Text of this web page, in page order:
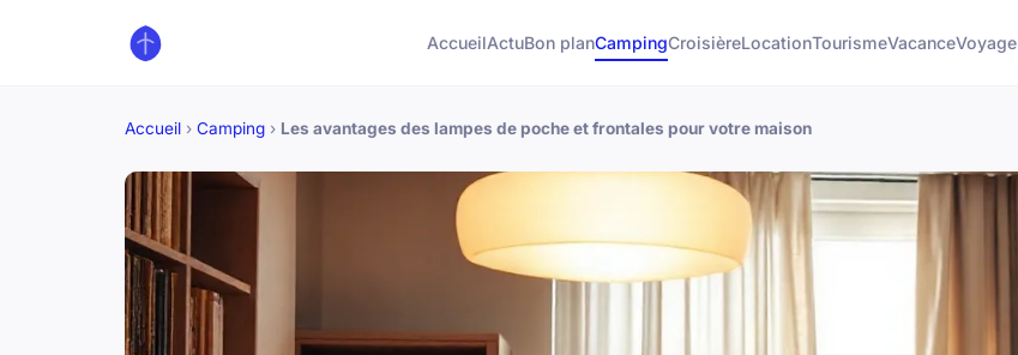
AccueilActuBon planCampingCroisièreLocationTourismeVacanceVoyage
Accueil › Camping › Les avantages des lampes de poche et frontales pour votre maison